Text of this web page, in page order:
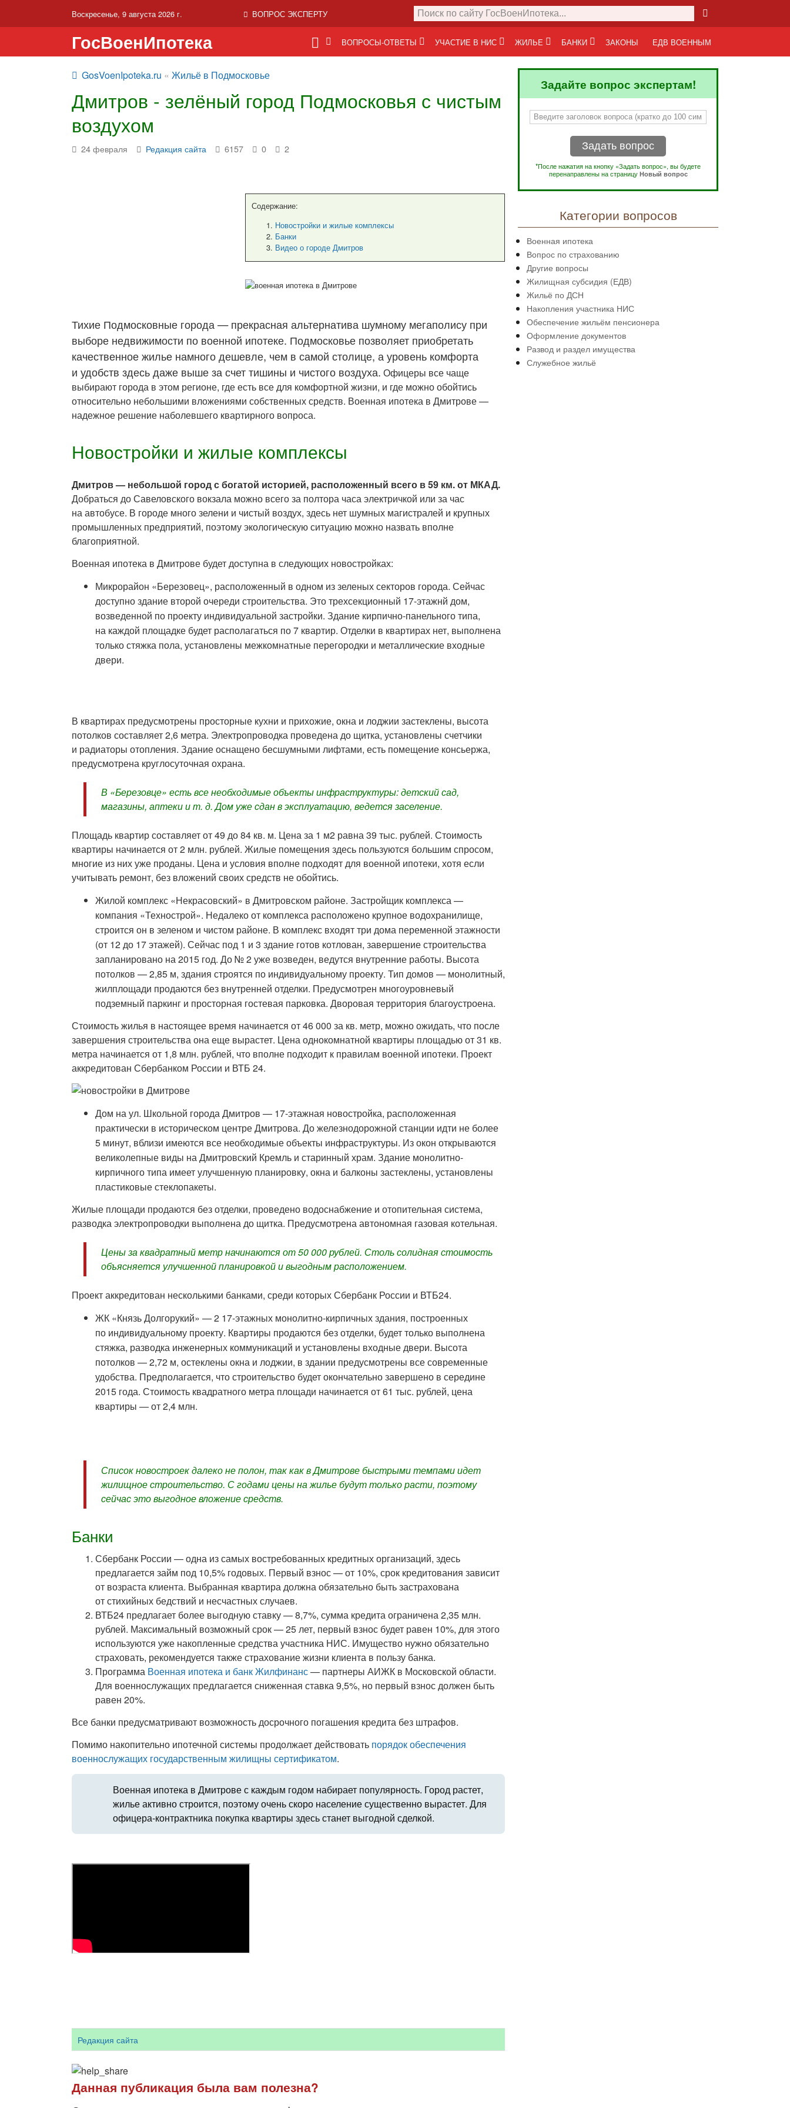
Воскресенье, 9 августа 2026 г. ВОПРОС ЭКСПЕРТУ
ГосВоенИпотека ВОПРОСЫ-ОТВЕТЫ УЧАСТИЕ В НИС ЖИЛЬЕ БАНКИ ЗАКОНЫ ЕДВ ВОЕННЫМ
GosVoenIpoteka.ru « Жильё в Подмосковье
Дмитров - зелёный город Подмосковья с чистым
воздухом
24 февраля Редакция сайта 6157 0 2
Содержание:
Новостройки и жилые комплексы
Банки
Видео о городе Дмитров
Тихие Подмосковные города — прекрасная альтернатива шумному мегаполису при
выборе недвижимости по военной ипотеке. Подмосковье позволяет приобретать
качественное жилье намного дешевле, чем в самой столице, а уровень комфорта
и удобств здесь даже выше за счет тишины и чистого воздуха. Офицеры все чаще
выбирают города в этом регионе, где есть все для комфортной жизни, и где можно обойтись
относительно небольшими вложениями собственных средств. Военная ипотека в Дмитрове —
надежное решение наболевшего квартирного вопроса.
Новостройки и жилые комплексы
Дмитров — небольшой город с богатой историей, расположенный всего в 59 км. от МКАД.
Добраться до Савеловского вокзала можно всего за полтора часа электричкой или за час
на автобусе. В городе много зелени и чистый воздух, здесь нет шумных магистралей и крупных
промышленных предприятий, поэтому экологическую ситуацию можно назвать вполне
благоприятной.
Военная ипотека в Дмитрове будет доступна в следующих новостройках:
Микрорайон «Березовец», расположенный в одном из зеленых секторов города. Сейчас
доступно здание второй очереди строительства. Это трехсекционный 17-этажнй дом,
возведенной по проекту индивидуальной застройки. Здание кирпично-панельного типа,
на каждой площадке будет располагаться по 7 квартир. Отделки в квартирах нет, выполнена
только стяжка пола, установлены межкомнатные перегородки и металлические входные
двери.
В квартирах предусмотрены просторные кухни и прихожие, окна и лоджии застеклены, высота
потолков составляет 2,6 метра. Электропроводка проведена до щитка, установлены счетчики
и радиаторы отопления. Здание оснащено бесшумными лифтами, есть помещение консьержа,
предусмотрена круглосуточная охрана.
В «Березовце» есть все необходимые объекты инфраструктуры: детский сад,
магазины, аптеки и т. д. Дом уже сдан в эксплуатацию, ведется заселение.
Площадь квартир составляет от 49 до 84 кв. м. Цена за 1 м2 равна 39 тыс. рублей. Стоимость
квартиры начинается от 2 млн. рублей. Жилые помещения здесь пользуются большим спросом,
многие из них уже проданы. Цена и условия вполне подходят для военной ипотеки, хотя если
учитывать ремонт, без вложений своих средств не обойтись.
Жилой комплекс «Некрасовский» в Дмитровском районе. Застройщик комплекса —
компания «Технострой». Недалеко от комплекса расположено крупное водохранилище,
строится он в зеленом и чистом районе. В комплекс входят три дома переменной этажности
(от 12 до 17 этажей). Сейчас под 1 и 3 здание готов котлован, завершение строительства
запланировано на 2015 год. До № 2 уже возведен, ведутся внутренние работы. Высота
потолков — 2,85 м, здания строятся по индивидуальному проекту. Тип домов — монолитный,
жилплощади продаются без внутренней отделки. Предусмотрен многоуровневый
подземный паркинг и просторная гостевая парковка. Дворовая территория благоустроена.
Стоимость жилья в настоящее время начинается от 46 000 за кв. метр, можно ожидать, что после
завершения строительства она еще вырастет. Цена однокомнатной квартиры площадью от 31 кв.
метра начинается от 1,8 млн. рублей, что вполне подходит к правилам военной ипотеки. Проект
аккредитован Сбербанком России и ВТБ 24.
Дом на ул. Школьной города Дмитров — 17-этажная новостройка, расположенная
практически в историческом центре Дмитрова. До железнодорожной станции идти не более
5 минут, вблизи имеются все необходимые объекты инфраструктуры. Из окон открываются
великолепные виды на Дмитровский Кремль и старинный храм. Здание монолитно-
кирпичного типа имеет улучшенную планировку, окна и балконы застеклены, установлены
пластиковые стеклопакеты.
Жилые площади продаются без отделки, проведено водоснабжение и отопительная система,
разводка электропроводки выполнена до щитка. Предусмотрена автономная газовая котельная.
Цены за квадратный метр начинаются от 50 000 рублей. Столь солидная стоимость
объясняется улучшенной планировкой и выгодным расположением.
Проект аккредитован несколькими банками, среди которых Сбербанк России и ВТБ24.
ЖК «Князь Долгорукий» — 2 17-этажных монолитно-кирпичных здания, построенных
по индивидуальному проекту. Квартиры продаются без отделки, будет только выполнена
стяжка, разводка инженерных коммуникаций и установлены входные двери. Высота
потолков — 2,72 м, остеклены окна и лоджии, в здании предусмотрены все современные
удобства. Предполагается, что строительство будет окончательно завершено в середине
2015 года. Стоимость квадратного метра площади начинается от 61 тыс. рублей, цена
квартиры — от 2,4 млн.
Список новостроек далеко не полон, так как в Дмитрове быстрыми темпами идет
жилищное строительство. С годами цены на жилье будут только расти, поэтому
сейчас это выгодное вложение средств.
Банки
Сбербанк России — одна из самых востребованных кредитных организаций, здесь
предлагается займ под 10,5% годовых. Первый взнос — от 10%, срок кредитования зависит
от возраста клиента. Выбранная квартира должна обязательно быть застрахована
от стихийных бедствий и несчастных случаев.
ВТБ24 предлагает более выгодную ставку — 8,7%, сумма кредита ограничена 2,35 млн.
рублей. Максимальный возможный срок — 25 лет, первый взнос будет равен 10%, для этого
используются уже накопленные средства участника НИС. Имущество нужно обязательно
страховать, рекомендуется также страхование жизни клиента в пользу банка.
Программа Военная ипотека и банк Жилфинанс— партнеры АИЖК в Московской области.
Для военнослужащих предлагается сниженная ставка 9,5%, но первый взнос должен быть
равен 20%.
Все банки предусматривают возможность досрочного погашения кредита без штрафов.
Помимо накопительно ипотечной системы продолжает действовать порядок обеспечения
военнослужащих государственным жилищны сертификатом.
Военная ипотека в Дмитрове с каждым годом набирает популярность. Город растет,
жилье активно строится, поэтому очень скоро население существенно вырастет. Для
офицера-контрактника покупка квартиры здесь станет выгодной сделкой.
Редакция сайта
Данная публикация была вам полезна?
Задайте вопрос экспертам!
Задать вопрос
*После нажатия на кнопку «Задать вопрос», вы будете
перенаправлены на страницуНовый вопрос
Категории вопросов
Военная ипотека
Вопрос по страхованию
Другие вопросы
Жилищная субсидия (ЕДВ)
Жильё по ДСН
Накопления участника НИС
Обеспечение жильём пенсионера
Оформление документов
Развод и раздел имущества
Служебное жильё